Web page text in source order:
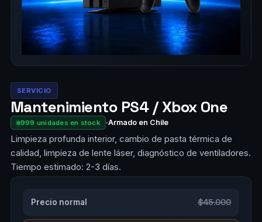
SERVICIO
Mantenimiento PS4 / Xbox One
999 unidades en stock Armado en Chile
Limpieza profunda interior, cambio de pasta térmica de
calidad, limpieza de lente láser, diagnóstico de ventiladores.
Tiempo estimado: 2-3 días.
Precio normal $45.000